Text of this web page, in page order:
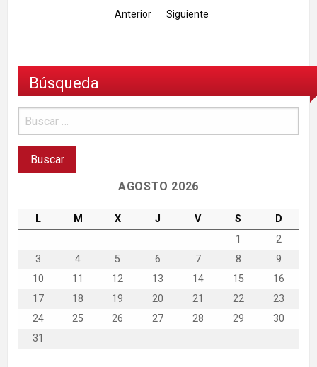
Anterior Siguiente
Búsqueda
AGOSTO 2026
L M X J V S
D
1
2
3
4 5 6 7 8
9
10
11 12 13 14 15
16
17
18 19 20 21 22
23
24
25 26 27 28 29
30
31